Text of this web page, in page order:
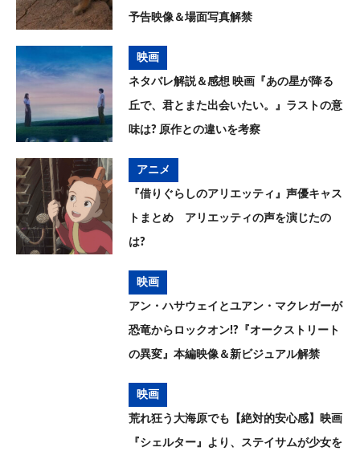
予告映像＆場面写真解禁
映画
ネタバレ解説＆感想 映画『あの星が降る
丘で、君とまた出会いたい。』ラストの意
味は? 原作との違いを考察
アニメ
『借りぐらしのアリエッティ』声優キャス
トまとめ アリエッティの声を演じたの
は?
映画
アン・ハサウェイとユアン・マクレガーが
恐竜からロックオン!?『オークストリート
の異変』本編映像＆新ビジュアル解禁
映画
荒れ狂う大海原でも【絶対的安心感】映画
『シェルター』より、ステイサムが少女を